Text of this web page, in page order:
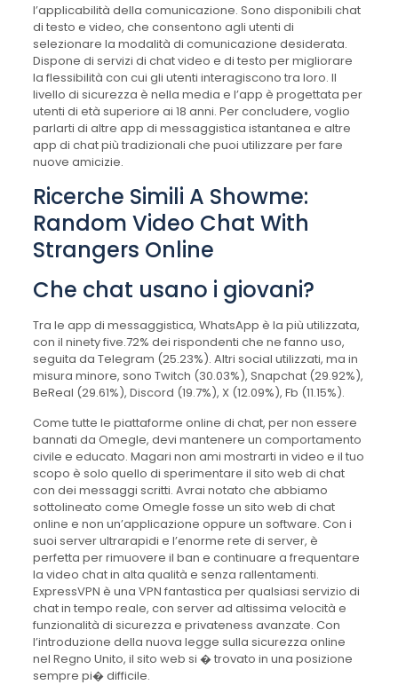
l’applicabilità della comunicazione. Sono disponibili chat
di testo e video, che consentono agli utenti di
selezionare la modalità di comunicazione desiderata.
Dispone di servizi di chat video e di testo per migliorare
la flessibilità con cui gli utenti interagiscono tra loro. Il
livello di sicurezza è nella media e l’app è progettata per
utenti di età superiore ai 18 anni. Per concludere, voglio
parlarti di altre app di messaggistica istantanea e altre
app di chat più tradizionali che puoi utilizzare per fare
nuove amicizie.
Ricerche Simili A Showme:
Random Video Chat With
Strangers Online
Che chat usano i giovani?
Tra le app di messaggistica, WhatsApp è la più utilizzata,
con il ninety five.72% dei rispondenti che ne fanno uso,
seguita da Telegram (25.23%). Altri social utilizzati, ma in
misura minore, sono Twitch (30.03%), Snapchat (29.92%),
BeReal (29.61%), Discord (19.7%), X (12.09%), Fb (11.15%).
Come tutte le piattaforme online di chat, per non essere
bannati da Omegle, devi mantenere un comportamento
civile e educato. Magari non ami mostrarti in video e il tuo
scopo è solo quello di sperimentare il sito web di chat
con dei messaggi scritti. Avrai notato che abbiamo
sottolineato come Omegle fosse un sito web di chat
online e non un’applicazione oppure un software. Con i
suoi server ultrarapidi e l’enorme rete di server, è
perfetta per rimuovere il ban e continuare a frequentare
la video chat in alta qualità e senza rallentamenti.
ExpressVPN è una VPN fantastica per qualsiasi servizio di
chat in tempo reale, con server ad altissima velocità e
funzionalità di sicurezza e privateness avanzate. Con
l’introduzione della nuova legge sulla sicurezza online
nel Regno Unito, il sito web si � trovato in una posizione
sempre pi� difficile.